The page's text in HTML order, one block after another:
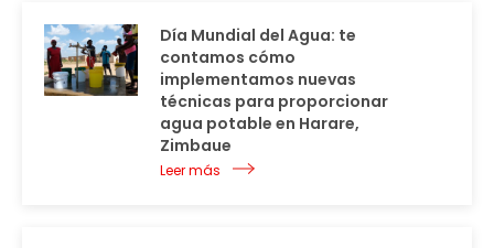
Día Mundial del Agua: te
contamos cómo
implementamos nuevas
técnicas para proporcionar
agua potable en Harare,
Zimbaue
Leer más